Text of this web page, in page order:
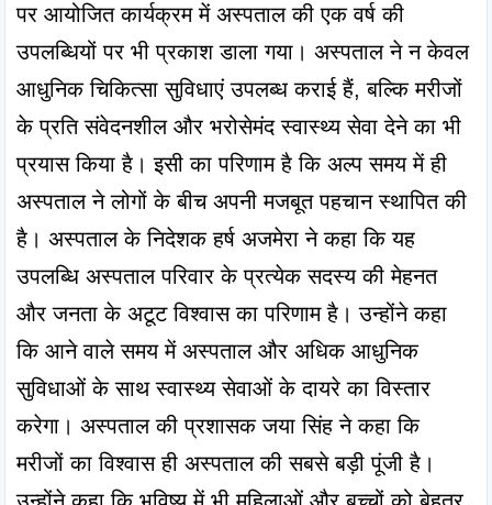
पर आयोजित कार्यक्रम में अस्पताल की एक वर्ष की
उपलब्धियों पर भी प्रकाश डाला गया। अस्पताल ने न केवल
आधुनिक चिकित्सा सुविधाएं उपलब्ध कराई हैं, बल्कि मरीजों
के प्रति संवेदनशील और भरोसेमंद स्वास्थ्य सेवा देने का भी
प्रयास किया है। इसी का परिणाम है कि अल्प समय में ही
अस्पताल ने लोगों के बीच अपनी मजबूत पहचान स्थापित की
है। अस्पताल के निदेशक हर्ष अजमेरा ने कहा कि यह
उपलब्धि अस्पताल परिवार के प्रत्येक सदस्य की मेहनत
और जनता के अटूट विश्वास का परिणाम है। उन्होंने कहा
कि आने वाले समय में अस्पताल और अधिक आधुनिक
सुविधाओं के साथ स्वास्थ्य सेवाओं के दायरे का विस्तार
करेगा। अस्पताल की प्रशासक जया सिंह ने कहा कि
मरीजों का विश्वास ही अस्पताल की सबसे बड़ी पूंजी है।
उन्होंने कहा कि भविष्य में भी महिलाओं और बच्चों को बेहतर,